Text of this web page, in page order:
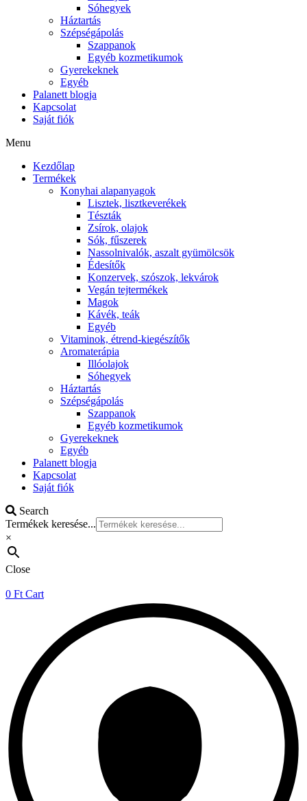
Sóhegyek
Háztartás
Szépségápolás
Szappanok
Egyéb kozmetikumok
Gyerekeknek
Egyéb
Palanett blogja
Kapcsolat
Saját fiók
Menu
Kezdőlap
Termékek
Konyhai alapanyagok
Lisztek, lisztkeverékek
Tészták
Zsírok, olajok
Sók, fűszerek
Nassolnivalók, aszalt gyümölcsök
Édesítők
Konzervek, szószok, lekvárok
Vegán tejtermékek
Magok
Kávék, teák
Egyéb
Vitaminok, étrend-kiegészítők
Aromaterápia
Illóolajok
Sóhegyek
Háztartás
Szépségápolás
Szappanok
Egyéb kozmetikumok
Gyerekeknek
Egyéb
Palanett blogja
Kapcsolat
Saját fiók
Search
Termékek keresése...
×
Close
0 Ft Cart